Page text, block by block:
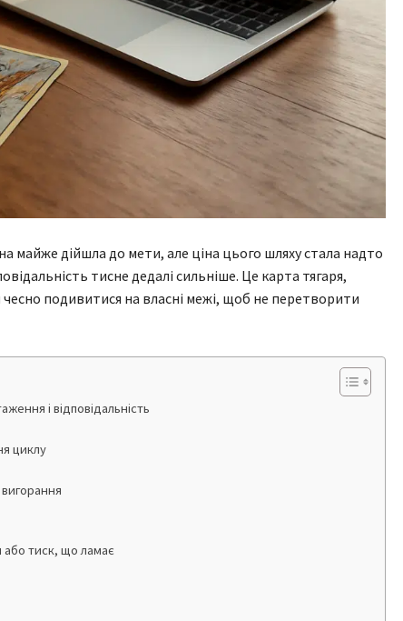
майже дійшла до мети, але ціна цього шляху стала надто
тисне дедалі сильніше. Це карта тягаря,
подивитися на власні межі, щоб не перетворити
і відповідальність
циклу
або тиск, що ламає